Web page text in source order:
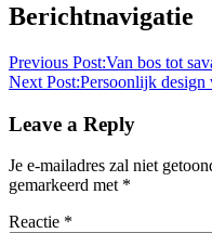
Berichtnavigatie
Previous Post:Van bos tot
Next Post:Persoonlijk design
Leave a Reply
Je e-mailadres zal niet
gemarkeerd met *
Reactie *